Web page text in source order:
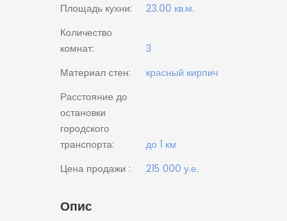
Площадь кухни:
23.00 кв.м.
Количество
комнат:
3
Материал стен:
красный кирпич
Расстояние до
остановки
городского
транспорта:
до 1 км
Цена продажи :
215 000 у.е.
Опис